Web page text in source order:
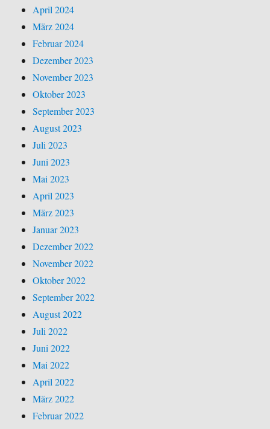
April 2024
März 2024
Februar 2024
Dezember 2023
November 2023
Oktober 2023
September 2023
August 2023
Juli 2023
Juni 2023
Mai 2023
April 2023
März 2023
Januar 2023
Dezember 2022
November 2022
Oktober 2022
September 2022
August 2022
Juli 2022
Juni 2022
Mai 2022
April 2022
März 2022
Februar 2022